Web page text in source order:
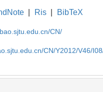
Ris BibTeX
CN/
CN/Y2012/V46/